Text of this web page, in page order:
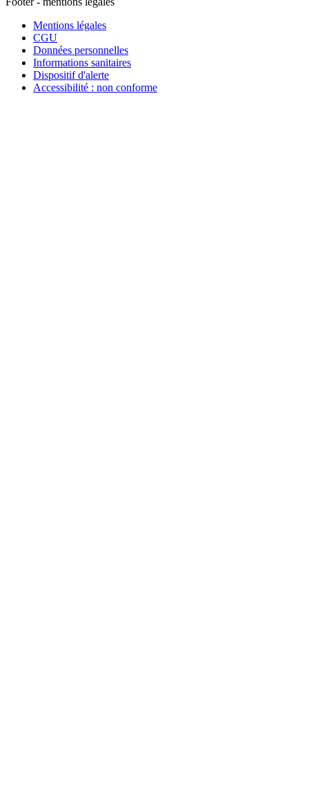
Mentions légales
CGU
Données personnelles
Informations sanitaires
Dispositif d'alerte
Accessibilité : non conforme